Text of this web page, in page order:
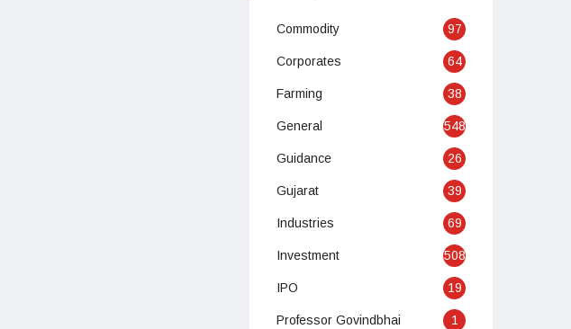
Commodity 97
Corporates 64
Farming 38
General 548
Guidance 26
Gujarat 39
Industries 69
Investment 508
IPO 19
Professor Govindbhai 1